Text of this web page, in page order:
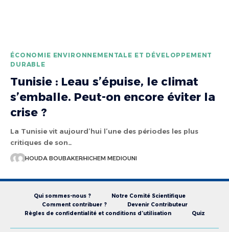
ÉCONOMIE ENVIRONNEMENTALE ET DÉVELOPPEMENT
DURABLE
Tunisie : Leau s’épuise, le climat
s’emballe. Peut-on encore éviter la
crise ?
La Tunisie vit aujourd’hui l’une des périodes les plus
critiques de son…
HOUDA BOUBAKERHICHEM MEDIOUNI
Qui sommes-nous ?
Notre Comité Scientifique
Comment contribuer ?
Devenir Contributeur
Règles de confidentialité et conditions d’utilisation
Quiz